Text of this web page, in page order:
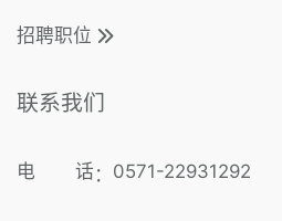
招聘职位
联系我们
电 话 ： 0571-22931292